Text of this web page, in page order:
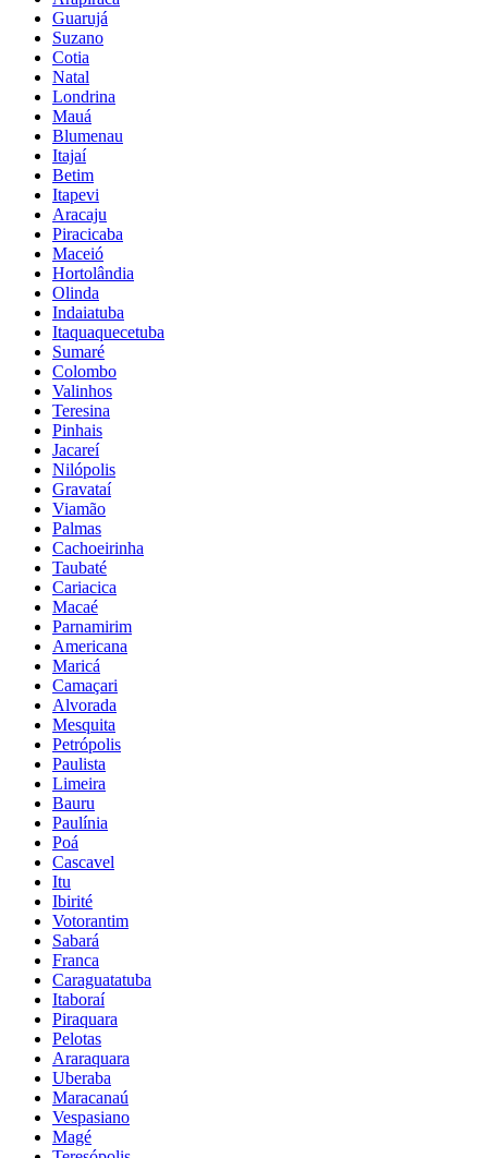
Guarujá
Suzano
Cotia
Natal
Londrina
Mauá
Blumenau
Itajaí
Betim
Itapevi
Aracaju
Piracicaba
Maceió
Hortolândia
Olinda
Indaiatuba
Itaquaquecetuba
Sumaré
Colombo
Valinhos
Teresina
Pinhais
Jacareí
Nilópolis
Gravataí
Viamão
Palmas
Cachoeirinha
Taubaté
Cariacica
Macaé
Parnamirim
Americana
Maricá
Camaçari
Alvorada
Mesquita
Petrópolis
Paulista
Limeira
Bauru
Paulínia
Poá
Cascavel
Itu
Ibirité
Votorantim
Sabará
Franca
Caraguatatuba
Itaboraí
Piraquara
Pelotas
Araraquara
Uberaba
Maracanaú
Vespasiano
Magé